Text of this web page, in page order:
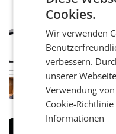
fordert
WIEN
dazu
Cookies.
Wir verwenden
verbessern.
unserer
Verwendung
Cookie-
Informationen